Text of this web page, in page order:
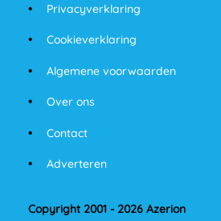
Privacyverklaring
Cookieverklaring
Algemene voorwaarden
Over ons
Contact
Adverteren
Copyright 2001 - 2026 Azerion